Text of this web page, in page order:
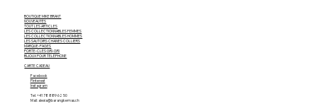
BOUTIQUE MIKE BRANT
NOUVEAUTÉS
TOUT LES ARTICLES
LES COLLECTIONNABLES FEMMES
LES COLLECTIONNABLES HOMMES
LES SAUTOIRS CHAINES COLLIERS
MARQUE-PAGES
PORTE-CLÉS GRI-GRI
BIJOUX POUR TÉLÉPHONE
CARTE CADEAU
Facebook
Pinterest
Instagram
Tel: +41 78 889 62 50
Mail: alexia@barangkemas.ch